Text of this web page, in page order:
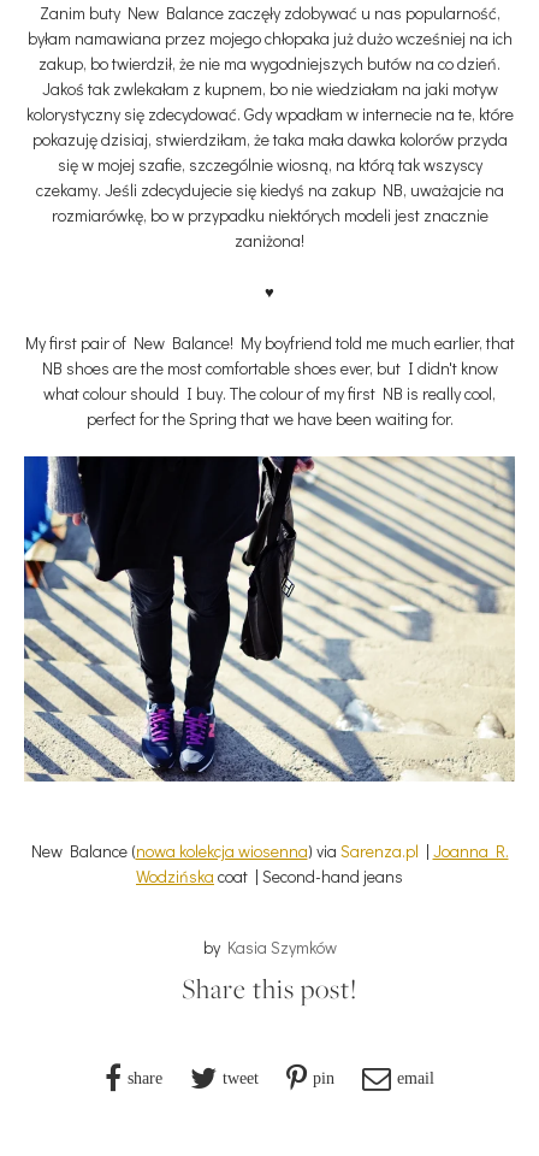
Zanim buty New Balance zaczęły zdobywać u nas popularność,
byłam namawiana przez mojego chłopaka już dużo wcześniej na ich
zakup, bo twierdził, że nie ma wygodniejszych butów na co dzień.
Jakoś tak zwlekałam z kupnem, bo nie wiedziałam na jaki motyw
kolorystyczny się zdecydować. Gdy wpadłam w internecie na te, które
pokazuję dzisiaj, stwierdziłam, że taka mała dawka kolorów przyda
się w mojej szafie, szczególnie wiosną, na którą tak wszyscy
czekamy. Jeśli zdecydujecie się kiedyś na zakup NB, uważajcie na
rozmiarówkę, bo w przypadku niektórych modeli jest znacznie
zaniżona!
♥
My first pair of New Balance! My boyfriend told me much earlier, that
NB shoes are the most comfortable shoes ever, but I didn't know
what colour should I buy. The colour of my first NB is really cool,
perfect forthe Spring that we have been waiting for.
New Balance (nowa kolekcja wiosenna) via Sarenza.pl | Joanna R.
Wodzińska coat | Second-hand jeans
by Kasia Szymków
Share this post!
share tweet pin email